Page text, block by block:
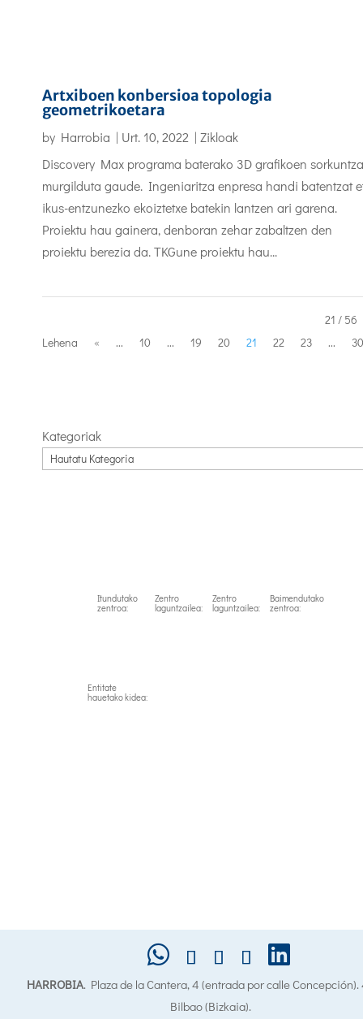
Artxiboen konbersioa topologia
geometrikoetara
by Harrobia | Urt. 10, 2022 | Zikloak
Discovery Max programa baterako 3D grafikoen
murgilduta gaude. Ingeniaritza enpresa handi batentzat
ikus-entzunezko ekoiztetxe batekin lantzen ari garena.
Proiektu hau gainera, denboran zehar zabaltzen den
proiektu berezia da. TKGune proiektu hau...
21 / 56
Lehena
« ... 10 ... 19 20 21 22 23 ... 30
Kategoriak
Itundutako
zentroa:
Zentro
laguntzailea:
Zentro
laguntzailea:
Baimendutako
zentroa:
Entitate
hauetako kidea:
HARROBIA. Plaza de la Cantera, 4 (entrada por calle
Bilbao (Bizkaia).